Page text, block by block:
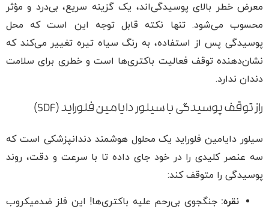
معرض خطر بالای پوسیدگی‌اند، یک گزینه سریع، بی‌درد و مؤثر
محسوب می‌شود. تنها نکته قابل توجه این است که محل
پوسیدگی پس از استفاده، به رنگ سیاه تیره تغییر می‌کند که
نشان‌دهنده توقف فعالیت باکتری‌ها است و خطری برای سلامت
دندان ندارد.
راز توقف پوسیدگی با سیلور دایامین فلوراید (SDF)
سیلور دایامین فلوراید یک محلول هوشمند دندانپزشکی است که
سه عنصر کلیدی را در خود جای داده تا با سرعت و دقت، روند
پوسیدگی را متوقف کند:
نقره: جنگجوی بی‌رحم علیه باکتری‌ها! این فلز ضدمیکروب